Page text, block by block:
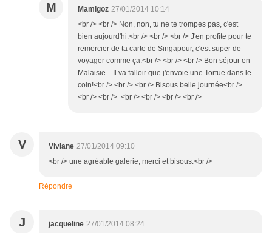
M Mamigoz 27/01/2014 10:14
<br /> <br /> Non, non, tu ne te trompes pas, c'est
bien aujourd'hi.<br /> <br /> <br /> J'en profite pour te
remercier de ta carte de Singapour, c'est super de
voyager comme ça.<br /> <br /> <br /> Bon séjour en
Malaisie... Il va falloir que j'envoie une Tortue dans le
coin!<br /> <br /> <br /> Bisous belle journée<br />
<br /> <br /> <br /> <br /> <br /> <br />
V Viviane 27/01/2014 09:10
<br /> une agréable galerie, merci et bisous.<br />
Répondre
J jacqueline 27/01/2014 08:24